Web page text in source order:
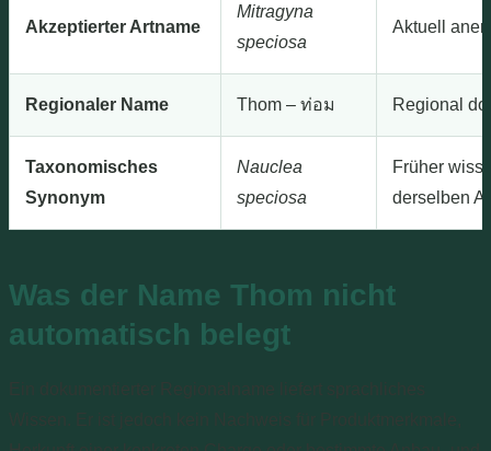
Akzeptierter Artname
Mitragyna
speciosa
Aktuell
Regionaler Name Thom – ท่อม Regional
Taxonomisches
Synonym
Nauclea
speciosa
Früher
derselben
Was der Name Thom nicht
automatisch belegt